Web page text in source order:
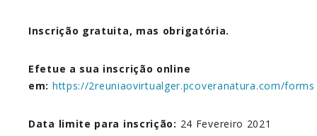
Inscrição gratuita, mas obrigatória.
Efetue a sua inscrição online
em: https://2reuniaovirtualger.pcoveranatura.com/forms
Data limite para inscrição: 24 Fevereiro 2021